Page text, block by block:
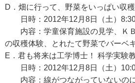
D．畑に行って、野菜をいっぱい収
日時：2012年12月8日（土）
内容：学童保育施設の見学、Ｋ
の収穫体験、とれたて野菜でバーベ
E．君も将来は工学博士！ 科学実験
日時：2012年12月8日（土）
内容：線がつながっていないの